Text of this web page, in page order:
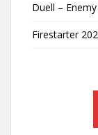
Duell –
Firestarter